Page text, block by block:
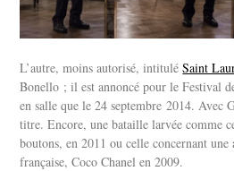
L’autre, moins autorisé, intituléSaint
Bonello ; il est annoncé pour le Festival
en salle que le 24 septembre 2014. Avec
titre. Encore, une bataille larvée comme
boutons, en 2011 ou celle concernant
française, Coco Chanel en 2009.